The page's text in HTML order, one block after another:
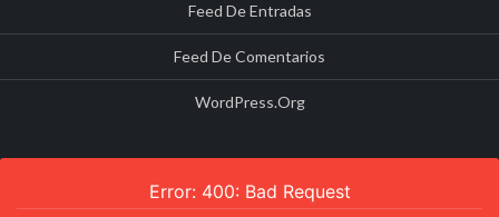
Feed De Entradas
Feed De Comentarios
WordPress.org
Error: 400: Bad Request